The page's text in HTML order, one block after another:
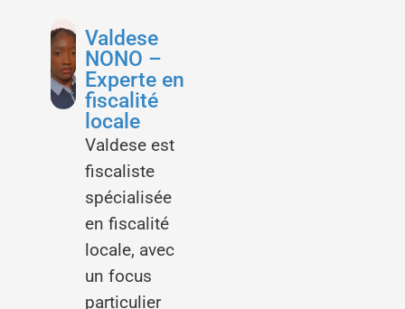
Valdese
NONO –
Experte en
fiscalité
locale
Valdese est
fiscaliste
spécialisée
en fiscalité
locale, avec
un focus
particulier